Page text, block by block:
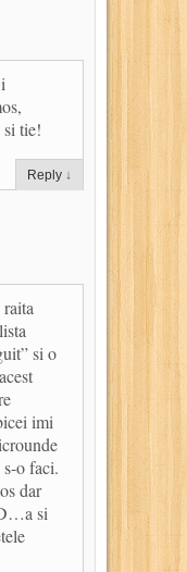
si tie!
Reply ↓
si o
imi
o faci.
dar
si